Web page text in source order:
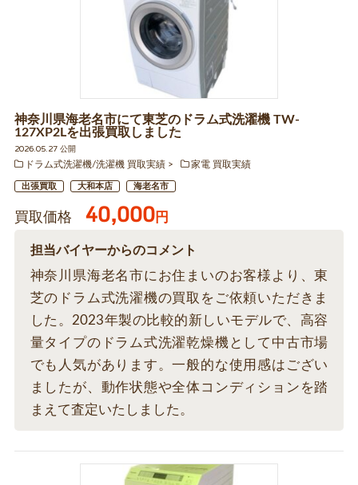
神奈川県海老名市にて東芝のドラム式洗濯機 TW-
127XP2Lを出張買取しました
2026.05.27 公開
ドラム式洗濯機/洗濯機 買取実績
家電 買取実績
出張買取 大和本店 海老名市
買取価格 40,000円
担当バイヤーからのコメント
神奈川県海老名市にお住まいのお客様より、東
芝のドラム式洗濯機の買取をご依頼いただきま
した。2023年製の比較的新しいモデルで、高容
量タイプのドラム式洗濯乾燥機として中古市場
でも人気があります。一般的な使用感はござい
ましたが、動作状態や全体コンディションを踏
まえて査定いたしました。